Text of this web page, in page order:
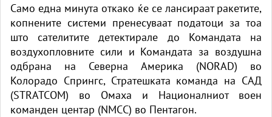
Само една минута откако ќе се лансираат ракетите,
копнените системи пренесуваат податоци за тоа
што сателитите детектирале до Командата на
воздухопловните сили и Командата за воздушна
одбрана на Северна Америка (NORAD) во
Колорадо Спрингс, Стратешката команда на САД
(STRATCOM) во Омаха и Националниот воен
команден центар (NMCC) во Пентагон.